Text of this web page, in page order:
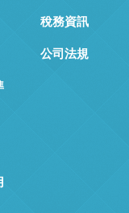
稅務資訊
公司法規